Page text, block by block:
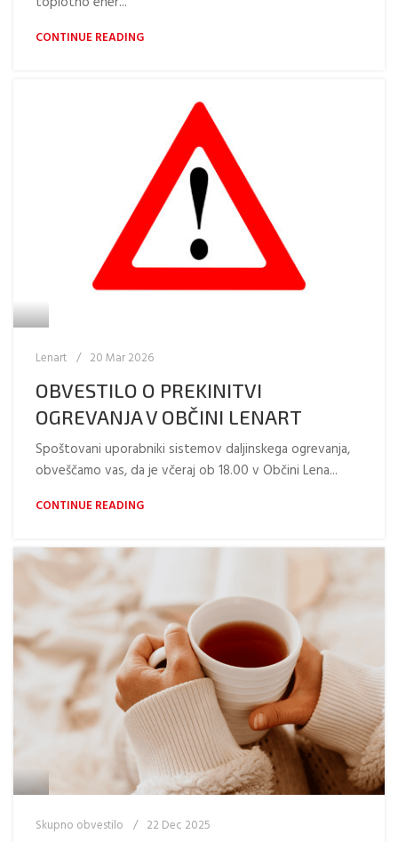
CONTINUE READING
Lenart 20 Mar 2026
OBVESTILO O PREKINITVI
OGREVANJA V OBČINI LENART
Spoštovani uporabniki sistemov daljinskega ogrevanja,
obveščamo vas, da je včeraj ob 18.00 v Občini Lena...
CONTINUE READING
Skupno obvestilo 22 Dec 2025